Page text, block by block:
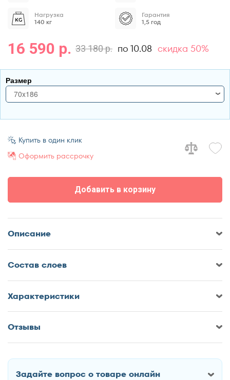
Нагрузка
140 кг
Гарантия
1,5 год
33 180 р.
16 590 р. по 10.08 скидка 50%
Размер
70x186
70x186
70x190
70x195
80x180
80x195
80x200
90x180
90x186
90x190
90x195
100x190
100x200
120x180
Добавить в корзину
Купить в один клик
Оформить рассрочку
Описание
Cостав слоев
Характеристики
Отзывы
Оставить отзыв о Матрас Орматек
Задайте вопрос о товаре онлайн